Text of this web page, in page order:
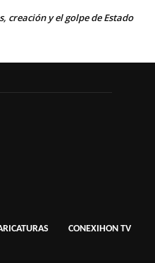
creación y el golpe de Estado
CONEXIHON TV